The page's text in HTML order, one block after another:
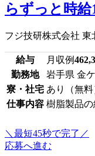
らずっと時
フジ技研株式会社 東
給与 月収例
勤務地
岩手県 金
寮・社宅 あり（無料
仕事内容 樹脂製品の
＼最短45秒で完了／
応募へ進む